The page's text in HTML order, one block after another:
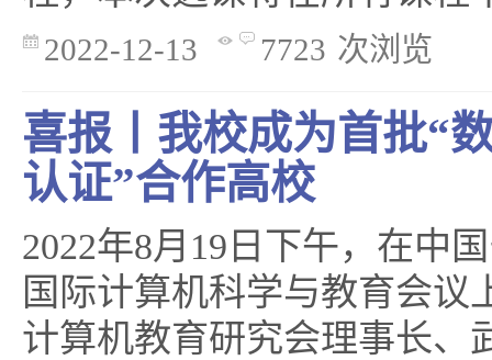
2022-12-13 7723 次浏览
喜报丨我校成为首批“
认证”合作高校
2022年8月19日下午，在中
国际计算机科学与教育会议
计算机教育研究会理事长、